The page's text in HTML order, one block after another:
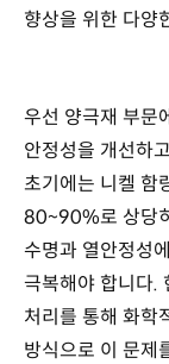
향상을 위한 다양
우선 양극재 부문
안정성을 개선하
초기에는 니켈 함
80~90%로 상당
수명과 열안정성
극복해야 합니다.
처리를 통해 화학
방식으로 이 문제